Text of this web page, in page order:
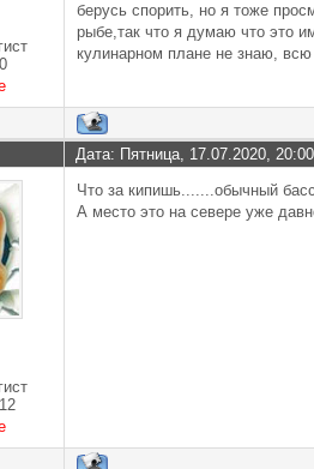
берусь спорить, но я тоже
рыбе,так что я думаю что это
кулинарном плане не знаю,
Дата: Пятница, 17.07.2020,
Что за кипишь.......обычный
А место это на севере уже